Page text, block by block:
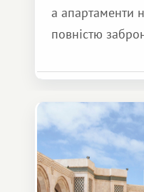
а апартаменти
повністю